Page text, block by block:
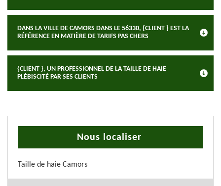
DANS LA VILLE DE CAMORS DANS LE 56330, {CLIENT } EST LA
RÉFÉRENCE EN MATIÈRE DE TARIFS PAS CHERS
{CLIENT }, UN PROFESSIONNEL DE LA TAILLE DE HAIE
PLÉBISCITÉ PAR SES CLIENTS
Nous localiser
Taille de haie Camors